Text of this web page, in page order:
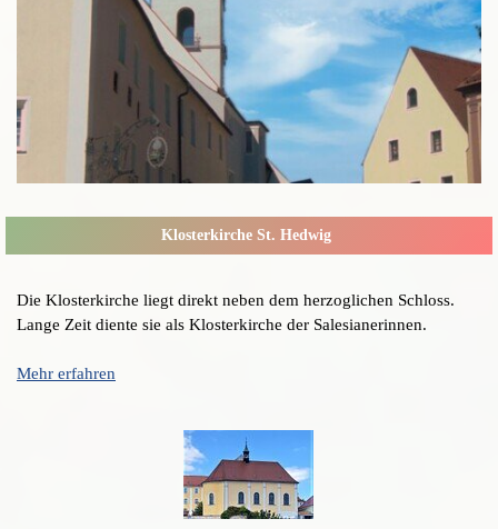
Klosterkirche St. Hedwig
Die Klosterkirche liegt direkt neben dem herzoglichen Schloss.
Lange Zeit diente sie als Klosterkirche der Salesianerinnen.
Mehr erfahren